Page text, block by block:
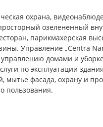
охрана,
озелененный
парикмахерская
Управление „Centra
домами и
по эксплуатации
мытье фасада, охрану и
пользования.